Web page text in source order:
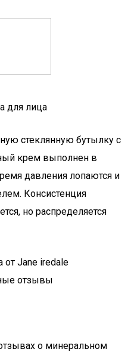
для лица
стеклянную бутылку с
крем выполнен в
давления лопаются и
Консистенция
но распределяется
от Jane iredale
отзывы
о минеральном